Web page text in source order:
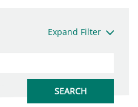
Expand Filter